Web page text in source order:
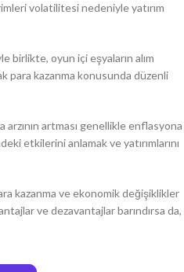
volatilitesi nedeniyle yatırım
birlikte, oyun içi eşyaların alım
para kazanma konusunda düzenli
artması genellikle enflasyona
etkilerini anlamak ve yatırımlarını
kazanma ve ekonomik değişiklikler
ve dezavantajlar barındırsa da,